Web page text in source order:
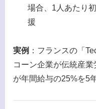
場合、1人あたり
援
実例 ：フランスの「
コーン企業が伝統産
が年間給与の25%を5